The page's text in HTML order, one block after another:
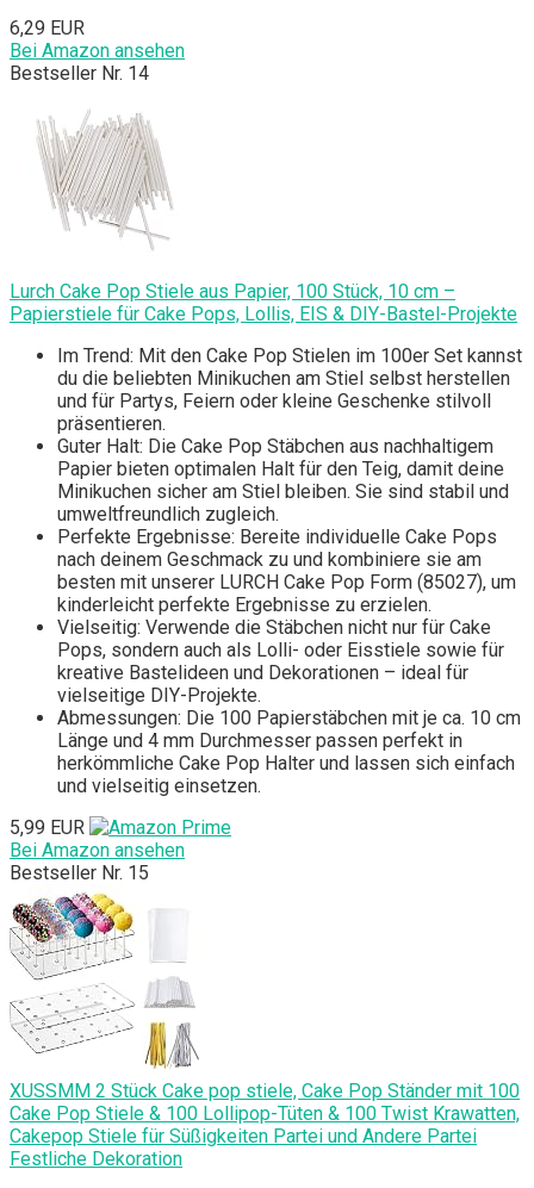
6,29 EUR
Bei Amazon ansehen
Bestseller Nr. 14
Lurch Cake Pop Stiele aus Papier, 100 Stück, 10 cm –
Papierstiele für Cake Pops, Lollis, EIS & DIY-Bastel-Projekte
Im Trend: Mit den Cake Pop Stielen im 100er Set kannst
du die beliebten Minikuchen am Stiel selbst herstellen
und für Partys, Feiern oder kleine Geschenke stilvoll
präsentieren.
Guter Halt: Die Cake Pop Stäbchen aus nachhaltigem
Papier bieten optimalen Halt für den Teig, damit deine
Minikuchen sicher am Stiel bleiben. Sie sind stabil und
umweltfreundlich zugleich.
Perfekte Ergebnisse: Bereite individuelle Cake Pops
nach deinem Geschmack zu und kombiniere sie am
besten mit unserer LURCH Cake Pop Form (85027), um
kinderleicht perfekte Ergebnisse zu erzielen.
Vielseitig: Verwende die Stäbchen nicht nur für Cake
Pops, sondern auch als Lolli- oder Eisstiele sowie für
kreative Bastelideen und Dekorationen – ideal für
vielseitige DIY-Projekte.
Abmessungen: Die 100 Papierstäbchen mit je ca. 10 cm
Länge und 4 mm Durchmesser passen perfekt in
herkömmliche Cake Pop Halter und lassen sich einfach
und vielseitig einsetzen.
5,99 EUR
Bei Amazon ansehen
Bestseller Nr. 15
XUSSMM 2 Stück Cake pop stiele, Cake Pop Ständer mit 100
Cake Pop Stiele & 100 Lollipop-Tüten & 100 Twist Krawatten,
Cakepop Stiele für Süßigkeiten Partei und Andere Partei
Festliche Dekoration